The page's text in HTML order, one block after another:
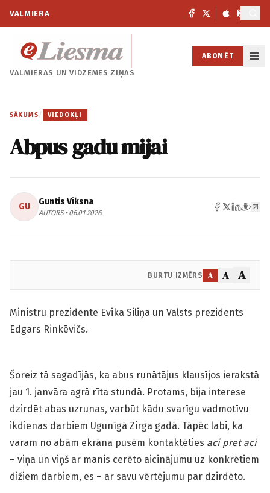
VALMIERA
VALMIERAS UNVIDZEMES ZIŅAS
ABONĒT
SĀKUMS / VIEDOKĻI
Abpus gadu mijai
GU Guntis Vīksna
AUTORS • 06.01.2026.
BURTU IZMĒRS A A A
Ministru prezidente Evika Siliņa un Valsts prezidents
Edgars Rinkēvičs.
Šoreiz tā sagadījās, ka abus runātājus klausījos ierakstā
jau 1. janvāra agrā rīta stundā. Protams, bija interese
dzirdēt abas uzrunas, varbūt kādu svarīgu vadmotīvu
ikdienas darbiem Ugunīgā Zirga gadā. Tāpēc labi, ka
varam no abām ekrāna pusēm kontaktēties aci pret aci
– viņa un viņš ar manis cerēto aicinājumu uz konkrētiem
dižiem darbiem, es – ar savu vērtējumu par dzirdēto.